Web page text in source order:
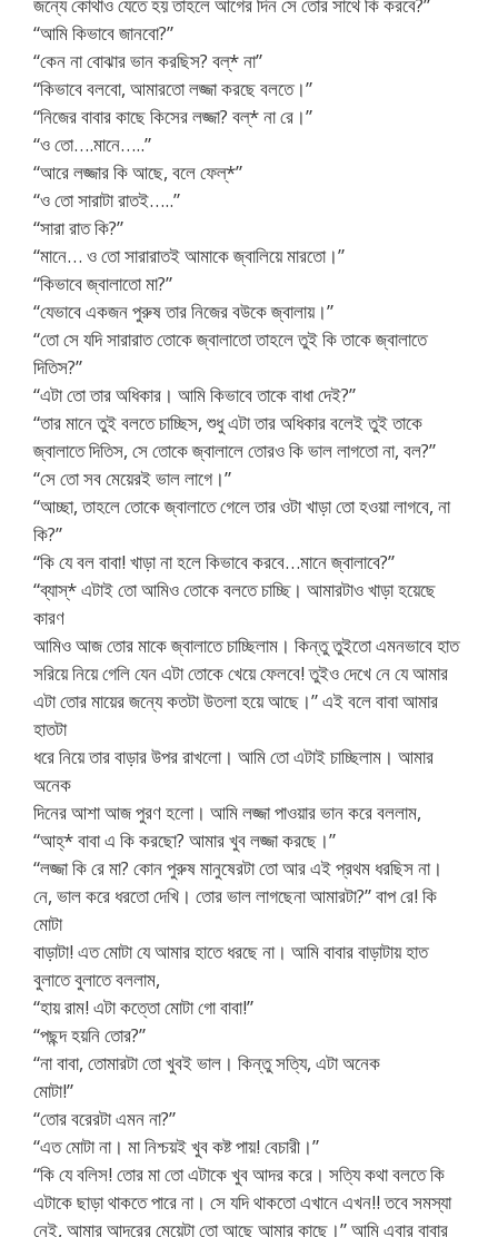
“আমি কিভাবে জানবো?”
“কেন না বোঝার ভান করছিস? বল্* না”
“কিভাবে বলবো, আমারতো লজ্জা করছে বলতে।”
“নিজের বাবার কাছে কিসের লজ্জা? বল্* না রে।”
“ও তো….মানে…..”
“আরে লজ্জার কি আছে, বলে ফেল্*”
“ও তো সারাটা রাতই…..”
“সারা রাত কি?”
“মানে… ও তো সারারাতই আমাকে জ্বালিয়ে মারতো।”
“কিভাবে জ্বালাতো মা?”
“যেভাবে একজন পুরুষ তার নিজের বউকে জ্বালায়।”
“তো সে যদি সারারাত তোকে জ্বালাতো তাহলে তুই কি তাকে জ্বালাতে
দিতিস?”
“এটা তো তার অধিকার। আমি কিভাবে তাকে বাধা দেই?”
“তার মানে তুই বলতে চাচ্ছিস, শুধু এটা তার অধিকার বলেই তুই তাকে
জ্বালাতে দিতিস, সে তোকে জ্বালালে তোরও কি ভাল লাগতো না, বল?”
“সে তো সব মেয়েরই ভাল লাগে।”
“আচ্ছা, তাহলে তোকে জ্বালাতে গেলে তার ওটা খাড়া তো হওয়া লাগবে, না
কি?”
“কি যে বল বাবা! খাড়া না হলে কিভাবে করবে…মানে জ্বালাবে?”
“ব্যাস্* এটাই তো আমিও তোকে বলতে চাচ্ছি। আমারটাও খাড়া হয়েছে
কারণ
আমিও আজ তোর মাকে জ্বালাতে চাচ্ছিলাম। কিন্তু তুইতো এমনভাবে হাত
সরিয়ে নিয়ে গেলি যেন এটা তোকে খেয়ে ফেলবে! তুইও দেখে নে যে আমার
এটা তোর মায়ের জন্যে কতটা উতলা হয়ে আছে।” এই বলে বাবা আমার
হাতটা
ধরে নিয়ে তার বাড়ার উপর রাখলো। আমি তো এটাই চাচ্ছিলাম। আমার
অনেক
দিনের আশা আজ পুরণ হলো। আমি লজ্জা পাওয়ার ভান করে বললাম,
“আহ্* বাবা এ কি করছো? আমার খুব লজ্জা করছে।”
“লজ্জা কি রে মা? কোন পুরুষ মানুষেরটা তো আর এই প্রথম ধরছিস না।
নে, ভাল করে ধরতো দেখি। তোর ভাল লাগছেনা আমারটা?” বাপ রে! কি
মোটা
বাড়াটা! এত মোটা যে আমার হাতে ধরছে না। আমি বাবার বাড়াটায় হাত
বুলাতে বুলাতে বললাম,
“হায় রাম! এটা কত্তো মোটা গো বাবা!”
“পছন্দ হয়নি তোর?”
“না বাবা, তোমারটা তো খুবই ভাল। কিন্তু সত্যি, এটা অনেক
মোটা!”
“তোর বরেরটা এমন না?”
“এত মোটা না। মা নিশ্চয়ই খুব কষ্ট পায়! বেচারী।”
“কি যে বলিস! তোর মা তো এটাকে খুব আদর করে। সত্যি কথা বলতে কি
এটাকে ছাড়া থাকতে পারে না। সে যদি থাকতো এখানে এখন!! তবে সমস্যা
নেই, আমার আদরের মেয়েটা তো আছে আমার কাছে।” আমি এবার বাবার